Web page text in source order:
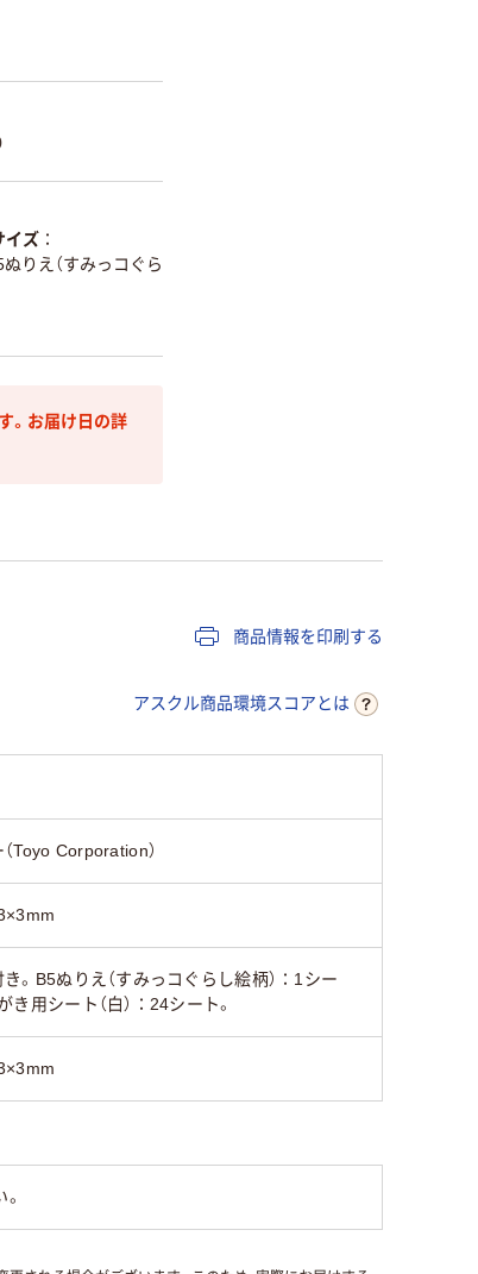
イズ
りえ（すみっコぐら
。お届け日の詳
商品情報を印刷する
アスクル商品環境スコアとは
（Toyo Corporation）
。B5ぬりえ（すみっコぐらし絵柄）：1シー
き用シート（白）：24シート。